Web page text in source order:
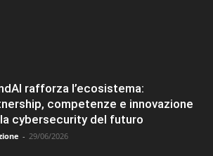
rafforza l’ecosistema:
competenze e innovazione
cybersecurity del futuro
- 29/06/2026